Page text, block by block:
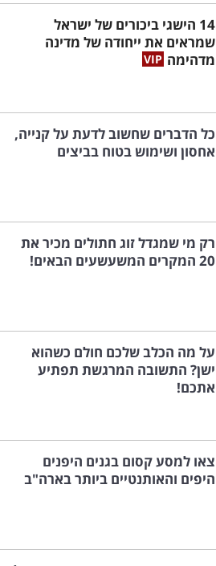
14 הישגי ביכורים של ישראל
שמראים את ייחודה של מדינה
מדהימה
כל הדברים שחשוב לדעת על קנייה,
אחסון ושימוש בטוח בביצים
רק מי שמגדל זוג חתולים מכיר את
20 המקרים המשעשעים הבאים!
על מה הכלב שלכם חולם כשהוא
ישן? התשובה המרגשת תפתיע
אתכם!
צאו למסע קסום בגנים היפנים
היפים והאותנטיים ביותר בארה"ב